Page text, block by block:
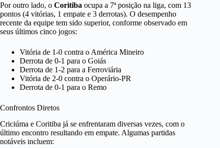
Por outro lado, o Coritiba ocupa a 7ª posição na liga, com 13
pontos (4 vitórias, 1 empate e 3 derrotas). O desempenho
recente da equipe tem sido superior, conforme observado em
seus últimos cinco jogos:
Vitória de 1-0 contra o América Mineiro
Derrota de 0-1 para o Goiás
Derrota de 1-2 para a Ferroviária
Vitória de 2-0 contra o Operário-PR
Derrota de 0-1 para o Remo
Confrontos Diretos
Criciúma e Coritiba já se enfrentaram diversas vezes, com o
último encontro resultando em empate. Algumas partidas
notáveis incluem: